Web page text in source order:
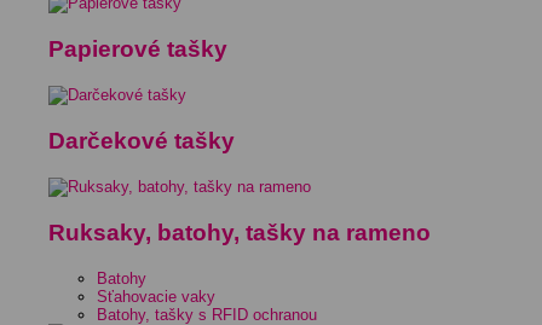
Papierové tašky
Darčekové tašky
Ruksaky, batohy, tašky na rameno
Batohy
Sťahovacie vaky
Batohy, tašky s RFID ochranou